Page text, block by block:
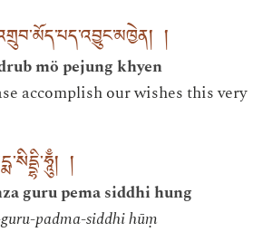
།
mö pejung khyen
accomplish our wishes this very
།
guru pema siddhi hung
padma-siddhi hūṃ